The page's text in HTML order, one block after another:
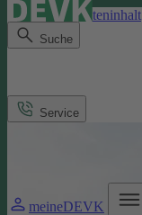
Direkt zum Seiteninhalt
Suche
meineDEVK
Service